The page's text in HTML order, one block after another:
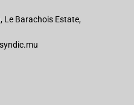
Le Barachois Estate,